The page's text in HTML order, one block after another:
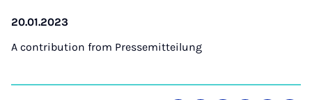
20.01.2023
A contribution from Pressemitteilung